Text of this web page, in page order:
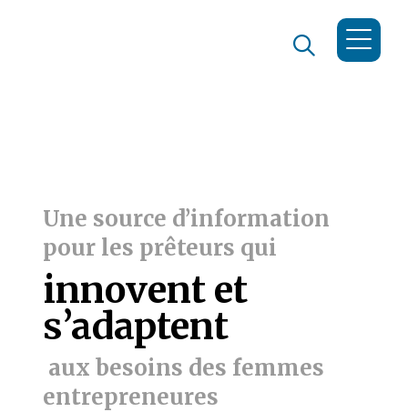
Une source d’information
pour les prêteurs qui
innovent et
s’adaptent
aux besoins des femmes
entrepreneures